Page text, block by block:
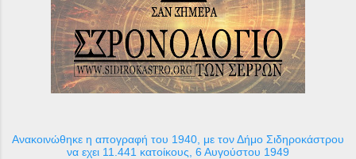
Ανακοινώθηκε η απογραφή του 1940, με τον Δήμο Σιδηροκάστρου
να εχει 11.441 κατοίκους, 6 Αυγούστου 1949